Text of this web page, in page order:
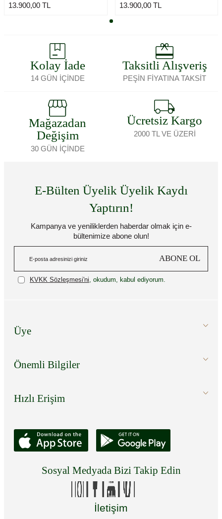
13.900,00 TL 13.900,00TL
Kolay İade
14 GÜN İÇİNDE
Taksitli Alışveriş
PEŞİN FİYATINA TAKSİT
Mağazadan
Değişim
30 GÜN İÇİNDE
Ücretsiz Kargo
2000 TL VE ÜZERİ
E-Bülten Üyelik Üyelik Kaydı
Yaptırın!
Kampanya ve yeniliklerden haberdar olmak için e-
bültenimize abone olun!
ABONE OL
KVKK Sözleşmesi'ni , okudum, kabul ediyorum.
Üye
Önemli Bilgiler
Hızlı Erişim
Sosyal Medyada Bizi Takip Edin
İletişim